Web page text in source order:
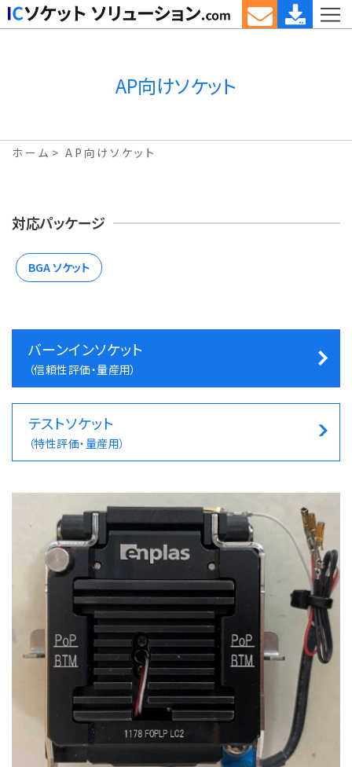
AP向けソケット
ホーム AP向けソケット
対応パッケージ
BGA ソケット
バーンインソケット
（信頼性評価・量産用）
テストソケット
（特性評価・量産用）